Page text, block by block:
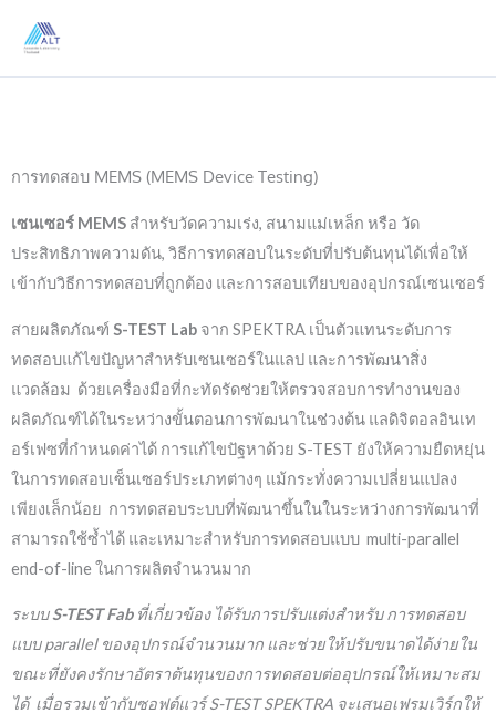
content
การทดสอบ MEMS (MEMS Device Testing)
เซนเซอร์ MEMS สำหรับวัดความเร่ง, สนามแม่เหล็ก หรือ วัด
ประสิทธิภาพความดัน, วิธีการทดสอบในระดับที่ปรับต้นทุนได้เพื่อให้
เข้ากับวิธีการทดสอบที่ถูกต้อง และการสอบเทียบของอุปกรณ์เซนเซอร์
สายผลิตภัณฑ์ S-TEST Lab จาก SPEKTRA เป็นตัวแทนระดับการ
ทดสอบแก้ไขปัญหาสำหรับเซนเซอร์ในแลป และการพัฒนาสิ่ง
แวดล้อม ด้วยเครื่องมือที่กะทัดรัดช่วยให้ตรวจสอบการทำงานของ
ผลิตภัณฑ์ได้ในระหว่างขั้นตอนการพัฒนาในช่วงต้น แลดิจิตอลอินเท
อร์เฟซที่กำหนดค่าได้ การแก้ไขปัฐหาด้วย S-TEST ยังให้ความยืดหยุ่น
ในการทดสอบเซ็นเซอร์ประเภทต่างๆ แม้กระทั่งความเปลี่ยนแปลง
เพียงเล็กน้อย การทดสอบระบบที่พัฒนาขึ้นในในระหว่างการพัฒนาที่
สามารถใช้ซ้ำได้ และเหมาะสำหรับการทดสอบแบบ multi-parallel
end-of-line ในการผลิตจำนวนมาก
ระบบS-TEST Fabที่เกี่ยวข้อง ได้รับการปรับแต่งสำหรับ การทดสอบ
แบบ parallel ของอุปกรณ์จำนวนมาก และช่วยให้ปรับขนาดได้ง่ายใน
ขณะที่ยังคงรักษาอัตราต้นทุนของการทดสอบต่ออุปกรณ์ให้เหมาะสม
ได้ เมื่อรวมเข้ากับซอฟต์แวร์ S-TEST SPEKTRA จะเสนอเฟรมเวิร์กให้